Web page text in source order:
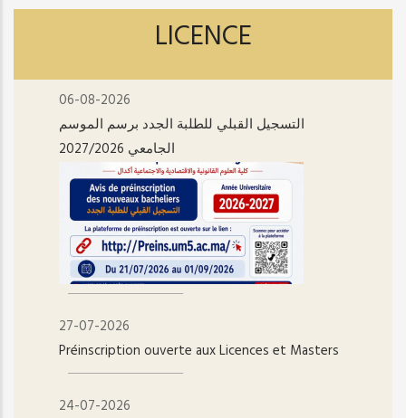
LICENCE
06-08-2026
التسجيل القبلي للطلبة الجدد برسم الموسم
الجامعي 2027/2026
27-07-2026
Préinscription ouverte aux Licences et Masters
24-07-2026